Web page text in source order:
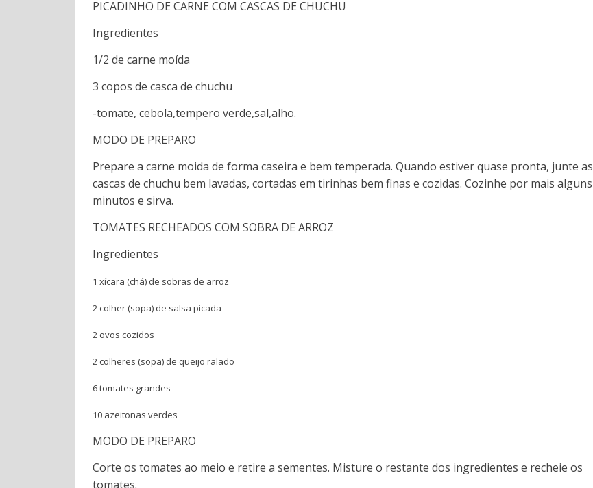
PICADINHO DE CARNE COM CASCAS DE CHUCHU
Ingredientes
1/2 de carne moída
3 copos de casca de chuchu
-tomate, cebola,tempero verde,sal,alho.
MODO DE PREPARO
Prepare a carne moida de forma caseira e bem temperada. Quando estiver quase pronta, junte as
cascas de chuchu bem lavadas, cortadas em tirinhas bem finas e cozidas. Cozinhe por mais alguns
minutos e sirva.
TOMATES RECHEADOS COM SOBRA DE ARROZ
Ingredientes
1 xícara (chá) de sobras de arroz
2 colher (sopa) de salsa picada
2 ovos cozidos
2 colheres (sopa) de queijo ralado
6 tomates grandes
10 azeitonas verdes
MODO DE PREPARO
Corte os tomates ao meio e retire a sementes. Misture o restante dos ingredientes e recheie os
tomates.